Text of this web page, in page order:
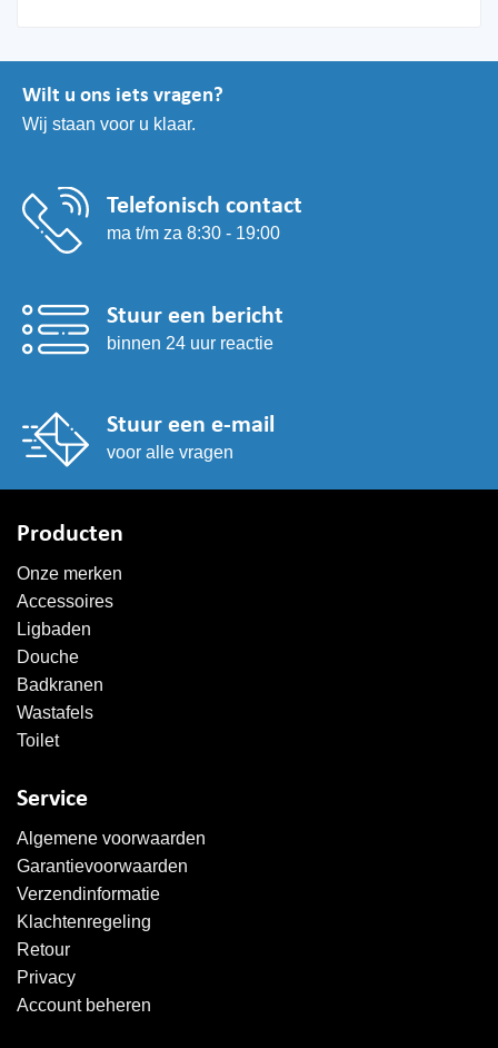
Wilt u ons iets vragen?
Wij staan voor u klaar.
Telefonisch contact
ma t/m za 8:30 - 19:00
Stuur een bericht
binnen 24 uur reactie
Stuur een e-mail
voor alle vragen
Producten
Onze merken
Accessoires
Ligbaden
Douche
Badkranen
Wastafels
Toilet
Service
Algemene voorwaarden
Garantievoorwaarden
Verzendinformatie
Klachtenregeling
Retour
Privacy
Account beheren